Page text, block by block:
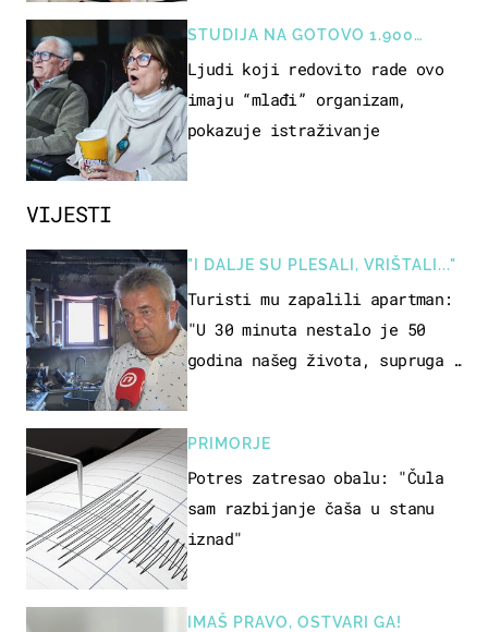
VIJESTI
"I DALJE SU PLESALI, VRIŠTALI..."
Turisti mu zapalili apartman:
"U 30 minuta nestalo je 50
godina našeg života, supruga i
PRIMORJE
Potres zatresao obalu: "Čula
sam razbijanje čaša u stanu
iznad"
IMAŠ PRAVO, OSTVARI GA!
STUDIJA NA GOTOVO 1.900
OSOBA
Ljudi koji redovito rade ovo
imaju “mlađi” organizam,
pokazuje istraživanje